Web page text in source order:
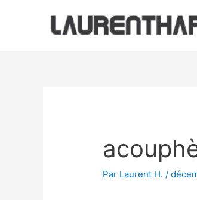
Par Laurent H./